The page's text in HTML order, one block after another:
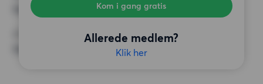
Kom i gang gratis
Allerede medlem?
Klik her
Ingen særlige krav
ØVRIGE PRÆFERENCER
Ingen særlige præferencer